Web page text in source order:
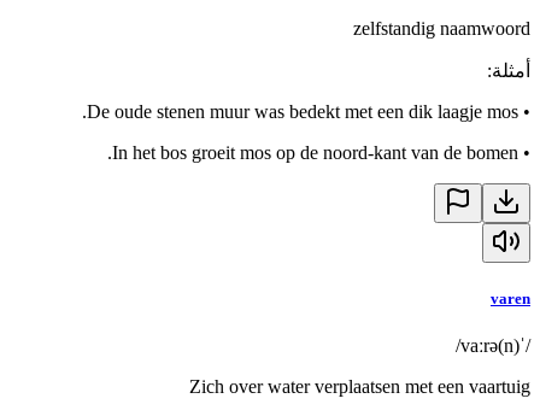
zelfstandig naamwoord
أمثلة:
•
De oude stenen muur was bedekt met een dik laagje mos.
•
In het bos groeit mos op de noord-kant van de bomen.
varen
/ˈvaːrə(n)/
Zich over water verplaatsen met een vaartuig